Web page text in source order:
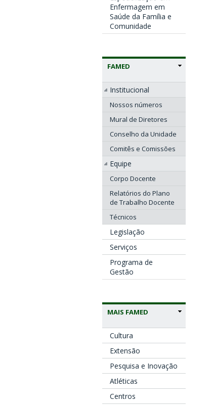
Enfermagem em
Saúde da Família e
Comunidade
FAMED
Institucional
Nossos números
Mural de Diretores
Conselho da Unidade
Comitês e Comissões
Equipe
Corpo Docente
Relatórios do Plano
de Trabalho Docente
Técnicos
Legislação
Serviços
Programa de
Gestão
MAIS FAMED
Cultura
Extensão
Pesquisa e Inovação
Atléticas
Centros